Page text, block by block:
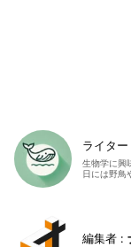
生物学に興
日には野鳥